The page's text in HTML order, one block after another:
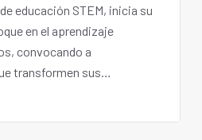
educación STEM, inicia su
en el aprendizaje
convocando a
transformen sus